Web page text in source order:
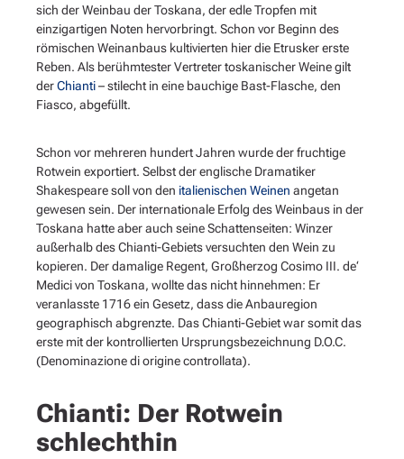
sich der Weinbau der Toskana, der edle Tropfen mit
einzigartigen Noten hervorbringt. Schon vor Beginn des
römischen Weinanbaus kultivierten hier die Etrusker erste
Reben. Als berühmtester Vertreter toskanischer Weine gilt
derChianti– stilecht in eine bauchige Bast-Flasche, den
Fiasco, abgefüllt.
Schon vor mehreren hundert Jahren wurde der fruchtige
Rotwein exportiert. Selbst der englische Dramatiker
Shakespeare soll von den italienischen Weinen angetan
gewesen sein. Der internationale Erfolg des Weinbaus in der
Toskana hatte aber auch seine Schattenseiten: Winzer
außerhalb des Chianti-Gebiets versuchten den Wein zu
kopieren. Der damalige Regent, Großherzog Cosimo III. de‘
Medici von Toskana, wollte das nicht hinnehmen: Er
veranlasste 1716 ein Gesetz, dass die Anbauregion
geographisch abgrenzte. Das Chianti-Gebiet war somit das
erste mit der kontrollierten Ursprungsbezeichnung D.O.C.
(Denominazione di origine controllata).
Chianti: Der Rotwein
schlechthin